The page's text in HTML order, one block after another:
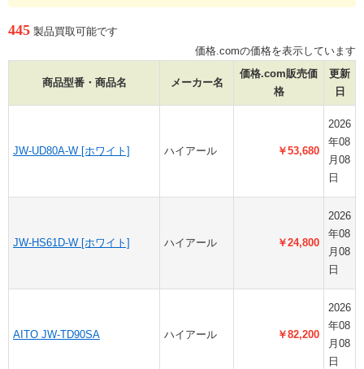
445 製品買取可能です
価格.comの価格を表示しています
商品型番・商品名 メーカー名
価格.com販売価
格
更新
日
JW-UD80A-W [ホワイト] ハイアール ￥53,680
2026
年08
月08
日
JW-HS61D-W [ホワイト] ハイアール ￥24,800
2026
年08
月08
日
AITO JW-TD90SA ハイアール ￥82,200
2026
年08
月08
日